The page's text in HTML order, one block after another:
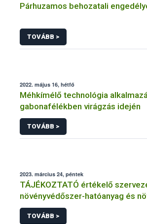
Párhuzamos behozatali
TOVÁBB >
2022. május 16, hétfő
Méhkímélő technológia
gabonafélékben virágzás idején
TOVÁBB >
2023. március 24, péntek
TÁJÉKOZTATÓ értékelő
növényvédőszer-hatóanyag és
engedélyezésére, továbbá a
meghosszabbítására vagy
TOVÁBB >